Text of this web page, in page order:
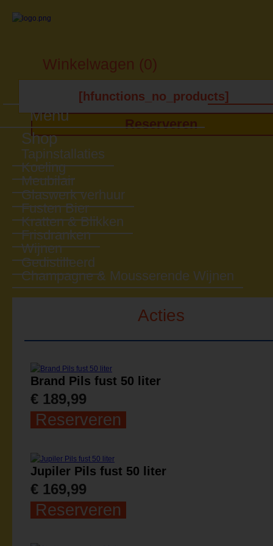
Winkelwagen (0)
[hfunctions_no_products]
Reserveren
Menu
Shop
Tapinstallaties
Koeling
Meubilair
Glaswerk verhuur
Fusten Bier
Kratten & Blikken
Frisdranken
Wijnen
Gedistilleerd
Champagne & Mousserende Wijnen
Acties
Brand Pils fust 50 liter
€ 189,99
Reserveren
Jupiler Pils fust 50 liter
€ 169,99
Reserveren